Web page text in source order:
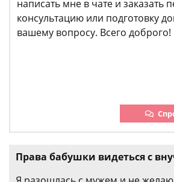
написать мне в чате и заказать
консультацию или подготовку
вашему вопросу. Всего доброго!
Права бабушки видеться с